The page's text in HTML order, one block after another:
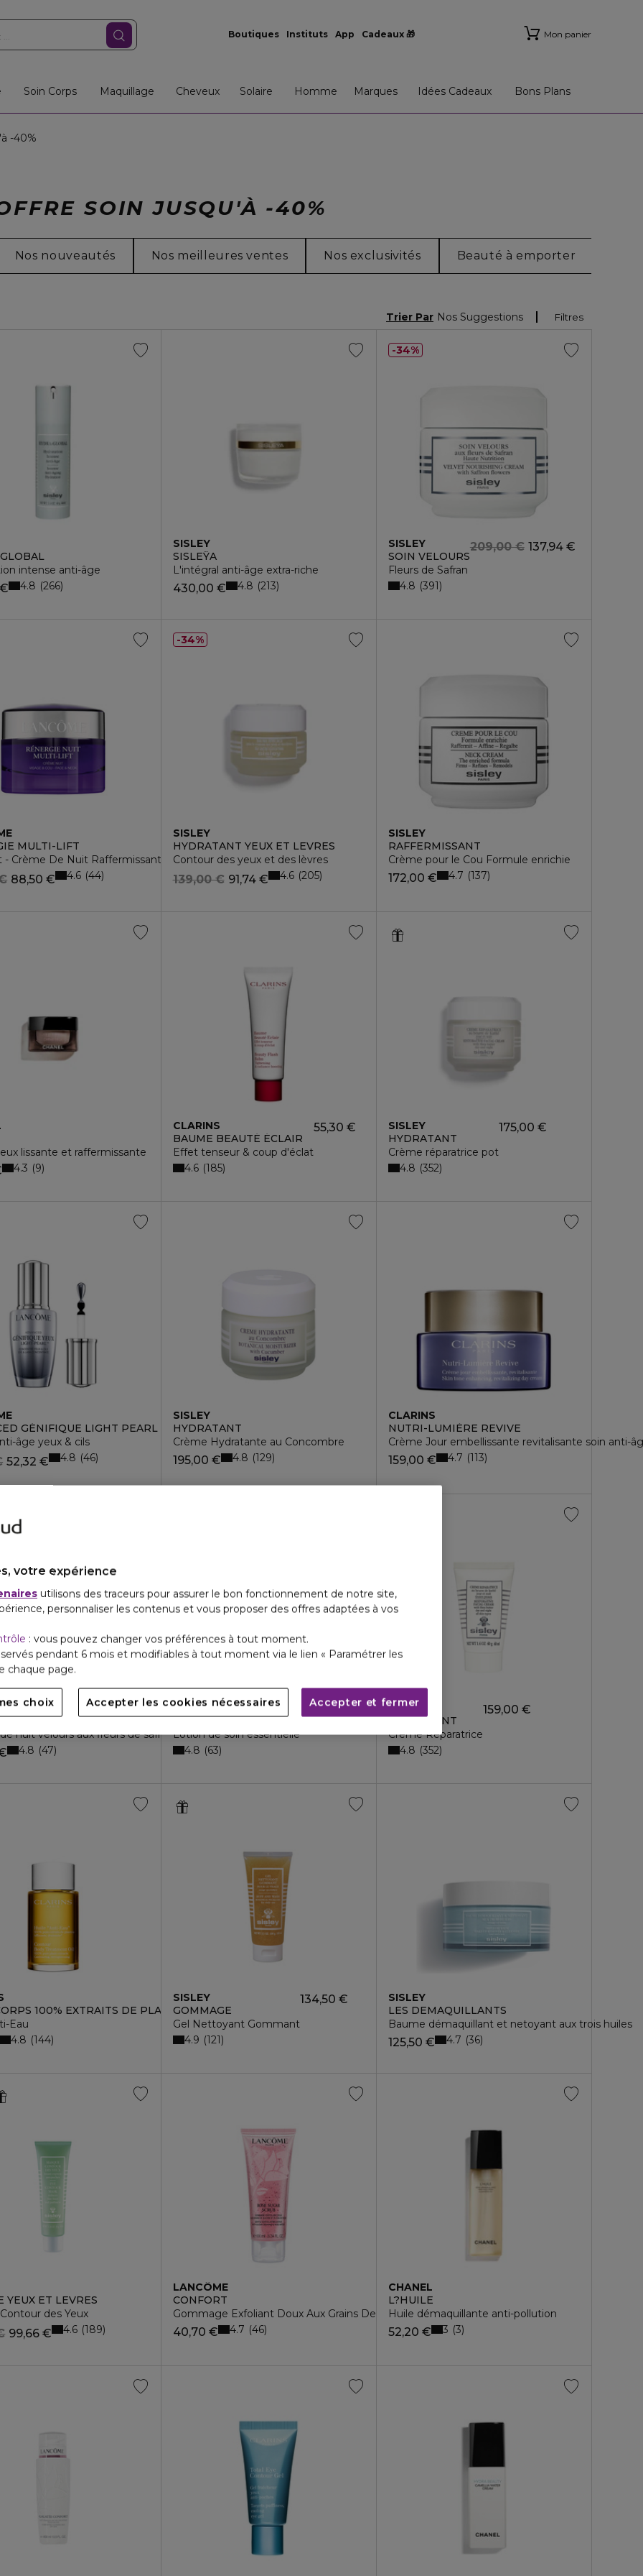
Boutiques Instituts App Cadeaux 🎁 Mon panier
Soin Corps Maquillage Cheveux Solaire Homme Marques Idées Cadeaux Bons Plans
-40%
SOIN JUSQU'À -40%
Nos nouveautés Nos meilleures ventes Nos exclusivités Beauté à emporter
Filtres
Trier Par Nos Suggestions
intense anti-âge
4.8 266
SISLEY
SISLEŸA
L'intégral anti-âge extra-riche
430,00 € 4.8 213
SISLEY
SOIN VELOURS
Fleurs de Safran
137,94 €
209,00 €
4.8 391
34%
MULTI-LIFT
- Crème De Nuit Raffermissante
88,50 € 4.6 44
SISLEY
HYDRATANT YEUX ET LEVRES
Contour des yeux et des lèvres
91,74 €
139,00 € 4.6 205
34%
SISLEY
RAFFERMISSANT
Crème pour le Cou Formule enrichie
172,00 € 4.7 137
lissante et raffermissante
4.3 9
CLARINS
BAUME BEAUTÉ ÉCLAIR
Effet tenseur & coup d'éclat
55,30 €
4.6 185
SISLEY
HYDRATANT
Crème réparatrice pot
175,00 €
4.8 352
GÉNIFIQUE LIGHT PEARL
âge yeux & cils
52,32 € 4.8 46
SISLEY
HYDRATANT
Crème Hydratante au Concombre
195,00 € 4.8 129
CLARINS
NUTRI-LUMIÈRE REVIVE
Crème Jour embellissante revitalisante soin anti-
159,00 € 4.7 113
nuit velours aux fleurs de safran
4.8 47
SISLEY
SISLEŸA
Lotion de soin essentielle
186,00 €
4.8 63
SISLEY
HYDRATANT
Crème Réparatrice
159,00 €
4.8 352
100% EXTRAITS DE PLANTES
Eau
4.8 144
SISLEY
GOMMAGE
Gel Nettoyant Gommant
134,50 €
4.9 121
SISLEY
LES DEMAQUILLANTS
Baume démaquillant et netoyant aux trois huiles
125,50 € 4.7 36
YEUX ET LEVRES
des Yeux
99,66 € 4.6 189
LANCÔME
CONFORT
Gommage Exfoliant Doux Aux Grains De Sucre Et À L’eau De Rose
40,70 € 4.7 46
CHANEL
L?HUILE
Huile démaquillante anti-pollution
52,20 € 3 3
votre expérience
utilisons des traceurs pour assurer le bon fonctionnement de notre site,
personnaliser les contenus et vous proposer des offres adaptées à vos
: vous pouvez changer vos préférences à tout moment.
pendant 6 mois et modifiables à tout moment via le lien « Paramétrer les
chaque page.
choix Accepter les cookies nécessaires Accepter et fermer